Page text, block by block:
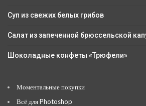
Суп из свежих белых грибов
Салат из запеченной брюссельской
Шоколадные конфеты «Трюфели»
Моментальные покупки
Всё для Photoshop